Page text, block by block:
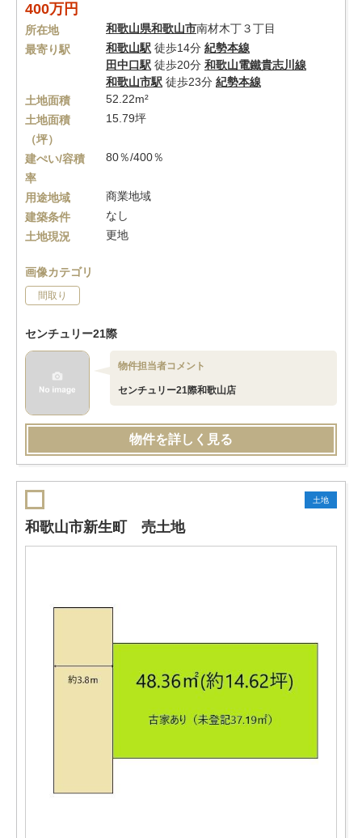
400万円
所在地 和歌山県和歌山市南材木丁３丁目
最寄り駅
和歌山駅 徒歩14分 紀勢本線
田中口駅 徒歩20分 和歌山電鐵貴志川線
和歌山市駅 徒歩23分 紀勢本線
土地面積
52.22m²
土地面積
（坪）
15.79坪
建ぺい/容積
率
80％/400％
用途地域
商業地域
建築条件
なし
土地現況
更地
画像カテゴリ
間取り
センチュリー21際
物件担当者コメント
センチュリー21際和歌山店
物件を詳しく見る
土地
和歌山市新生町 売土地